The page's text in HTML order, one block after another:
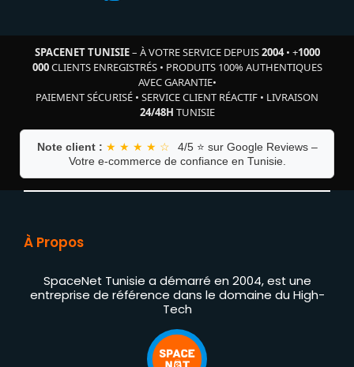
SPACENET TUNISIE– À VOTRE SERVICE DEPUIS2004• +1000
000CLIENTS ENREGISTRÉS• PRODUITS 100% AUTHENTIQUES
AVEC GARANTIE•
PAIEMENT SÉCURISÉ • SERVICE CLIENT RÉACTIF • LIVRAISON
24/48H TUNISIE
Note client : ★ ★ ★ ★ ☆
4/5 ⭐ sur Google Reviews –
Votre e-commerce de confiance en Tunisie.
À Propos
SpaceNet Tunisie a démarré en 2004, est une
entreprise de référence dans le domaine du High-
Tech